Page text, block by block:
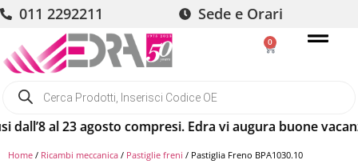
011 2292211 Sede e Orari
0
al 23 agosto compresi. Edra vi augura buone
Home / Ricambi meccanica / Pastiglie freni / Pastiglia Freno BPA1030.10